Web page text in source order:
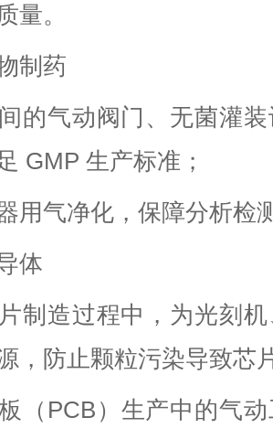
量。
制药
的气动阀门、无菌灌
GMP 生产标准；
用气净化，保障分析检
体
制造过程中，为光刻
，防止颗粒污染导致芯
（PCB）生产中的气